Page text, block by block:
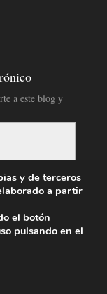
a este blog y
y de terceros
a partir
el botón
pulsando en el